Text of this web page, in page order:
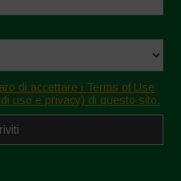
di accettare i Terms of Use
uso e privacy) di questo sito.